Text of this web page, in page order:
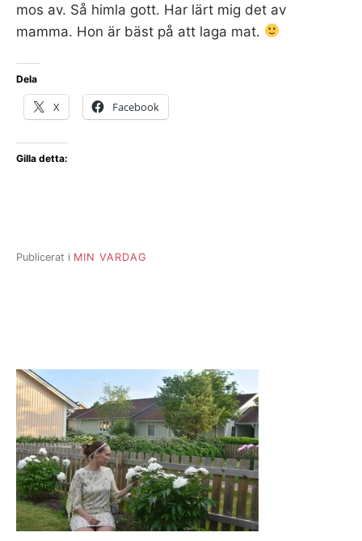
mos av. Så himla gott. Har lärt mig det av
mamma. Hon är bäst på att laga mat.
Dela
X Facebook
Gilla detta:
Publicerat i MIN VARDAG